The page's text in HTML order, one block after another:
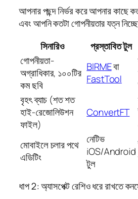
আপনার পছন্দ নির্ভর করে আপনার
এবং আপনি কতটা গোপনীয়তার যত্ন
সিনারিও
প্রস্তাবিত টুল
গোপনীয়তা-
অগ্রাধিকার, ১০০টির
কম ছবি
BIRMEবা
FastTool
বৃহৎ ব্যাচ (শত শত
হাই-রেজোলিউশন
ফাইল)
ConvertFT
মোবাইলে চলার পথে
এডিটিং
নেটিভ
iOS/Android
টুল
ধাপ 2: অ্যাসপেক্ট রেশিও ধরে রাখতে